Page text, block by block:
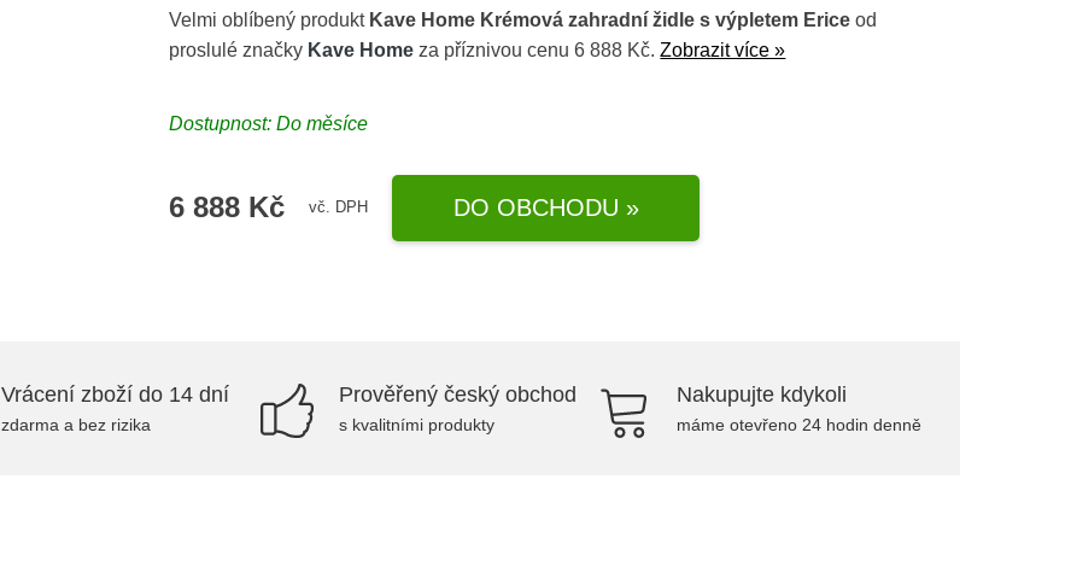
Velmi oblíbený produkt Kave Home Krémová zahradní židle s výpletem Erice od
proslulé značky Kave Home za příznivou cenu 6 888 Kč.Zobrazit více »
Dostupnost: Do měsíce
6 888 Kč vč. DPH DO OBCHODU »
Vrácení zboží do 14 dní
zdarma a bez rizika
Prověřený český obchod
s kvalitními produkty
Nakupujte kdykoli
máme otevřeno 24 hodin denně